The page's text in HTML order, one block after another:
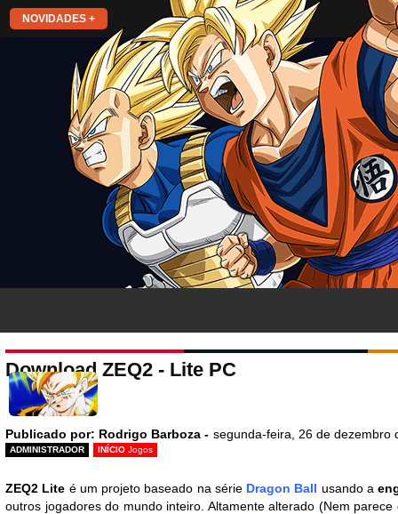
NOVIDADES +
Download ZEQ2 - Lite PC
Publicado por: Rodrigo Barboza - segunda-feira, 26 de dezembro
ADMINISTRADOR INÍCIO Jogos
ZEQ2 Lite é um projeto baseado na série Dragon Ball usando a
outros jogadores do mundo inteiro. Altamente alterado (Nem